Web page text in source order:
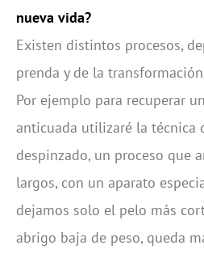
nueva vida?
Existen distintos procesos,
prenda y de la
Por ejemplo para recuperar
anticuada utilizaré la técnica
despinzado, un proceso que
largos, con un aparato
dejamos solo el pelo más
abrigo baja de peso, queda